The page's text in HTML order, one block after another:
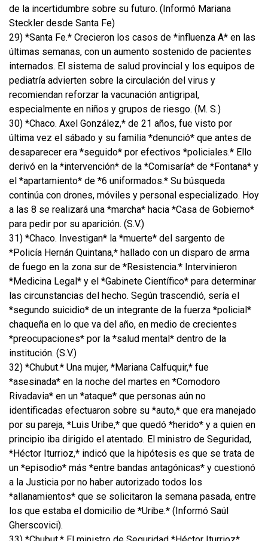
de la incertidumbre sobre su futuro. (Informó Mariana
Steckler desde Santa Fe)
29) *Santa Fe.* Crecieron los casos de *influenza A* en las
últimas semanas, con un aumento sostenido de pacientes
internados. El sistema de salud provincial y los equipos de
pediatría advierten sobre la circulación del virus y
recomiendan reforzar la vacunación antigripal,
especialmente en niños y grupos de riesgo. (M. S.)
30) *Chaco. Axel González,* de 21 años, fue visto por
última vez el sábado y su familia *denunció* que antes de
desaparecer era *seguido* por efectivos *policiales.* Ello
derivó en la *intervención* de la *Comisaría* de *Fontana* y
el *apartamiento* de *6 uniformados.* Su búsqueda
continúa con drones, móviles y personal especializado. Hoy
a las 8 se realizará una *marcha* hacia *Casa de Gobierno*
para pedir por su aparición. (S.V.)
31) *Chaco. Investigan* la *muerte* del sargento de
*Policía Hernán Quintana,* hallado con un disparo de arma
de fuego en la zona sur de *Resistencia.* Intervinieron
*Medicina Legal* y el *Gabinete Científico* para determinar
las circunstancias del hecho. Según trascendió, sería el
*segundo suicidio* de un integrante de la fuerza *policial*
chaqueña en lo que va del año, en medio de crecientes
*preocupaciones* por la *salud mental* dentro de la
institución. (S.V.)
32) *Chubut.* Una mujer, *Mariana Calfuquir,* fue
*asesinada* en la noche del martes en *Comodoro
Rivadavia* en un *ataque* que personas aún no
identificadas efectuaron sobre su *auto,* que era manejado
por su pareja, *Luis Uribe,* que quedó *herido* y a quien en
principio iba dirigido el atentado. El ministro de Seguridad,
*Héctor Iturrioz,* indicó que la hipótesis es que se trata de
un *episodio* más *entre bandas antagónicas* y cuestionó
a la Justicia por no haber autorizado todos los
*allanamientos* que se solicitaron la semana pasada, entre
los que estaba el domicilio de *Uribe.* (Informó Saúl
Gherscovici).